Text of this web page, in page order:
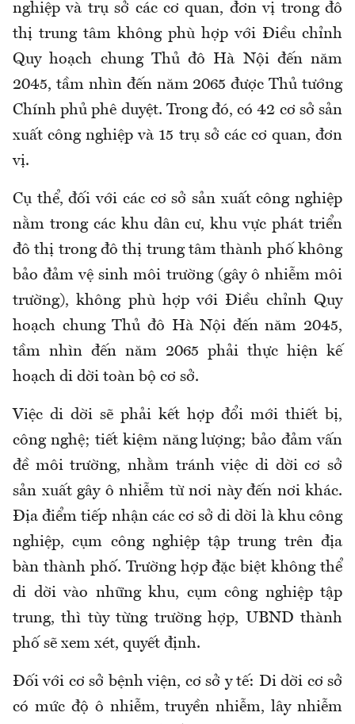
nghiệp và trụ sở các cơ quan, đơn vị trong đô
thị trung tâm không phù hợp với Điều chỉnh
Quy hoạch chung Thủ đô Hà Nội đến năm
2045, tầm nhìn đến năm 2065được Thủ tướng
Chính phủ phê duyệt. Trong đó, có 42 cơ sở sản
xuất công nghiệp và 15 trụ sở các cơ quan, đơn
vị.
Cụ thể, đối với các cơ sở sản xuất công nghiệp
nằm trong các khu dân cư, khu vực phát triển
đô thị trong đô thị trung tâm thành phố không
bảo đảm vệ sinh môi trường (gây ô nhiễm môi
trường), không phù hợp với Điều chỉnh Quy
hoạch chung Thủ đô Hà Nội đến năm 2045,
tầm nhìn đến năm 2065 phải thực hiện kế
hoạch di dời toàn bộ cơ sở.
Việc di dời sẽ phải kết hợp đổi mới thiết bị,
công nghệ; tiết kiệm năng lượng; bảo đảm vấn
đề môi trường, nhằm tránh việc di dời cơ sở
sản xuất gây ô nhiễm từ nơi này đến nơi khác.
Địa điểm tiếp nhận các cơ sở di dời là khu công
nghiệp, cụm công nghiệp tập trung trên địa
bàn thành phố. Trường hợp đặc biệt không thể
di dời vào những khu, cụm công nghiệp tập
trung, thì tùy từng trường hợp, UBND thành
phố sẽ xem xét, quyết định.
Đối với cơ sở bệnh viện, cơ sở y tế: Di dời cơ sở
có mức độ ô nhiễm, truyền nhiễm, lây nhiễm